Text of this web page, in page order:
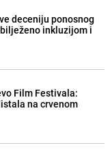
deceniju ponosnog
inkluzijom i
Film Festivala:
na crvenom